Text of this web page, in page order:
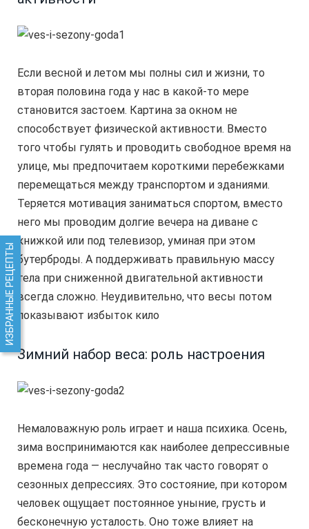
Если весной и летом мы полны сил и жизни, то
вторая половина года у нас в какой-то мере
становится застоем. Картина за окном не
способствует физической активности. Вместо
того чтобы гулять и проводить свободное время на
улице, мы предпочитаем короткими перебежками
перемещаться между транспортом и зданиями.
Теряется мотивация заниматься спортом, вместо
него мы проводим долгие вечера на диване с
книжкой или под телевизор, уминая при этом
бутерброды. А поддерживать правильную массу
тела при сниженной двигательной активности
всегда сложно. Неудивительно, что весы потом
показывают избыток кило
Зимний набор веса: роль настроения
Немаловажную роль играет и наша психика. Осень,
зима воспринимаются как наиболее депрессивные
времена года — неслучайно так часто говорят о
сезонных депрессиях. Это состояние, при котором
человек ощущает постоянное уныние, грусть и
бесконечную усталость. Оно тоже влияет на
ИЗБРАННЫЕ РЕЦЕПТЫ